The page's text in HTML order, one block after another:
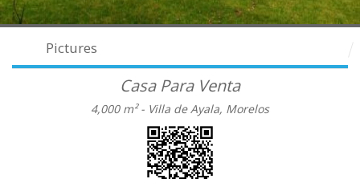
Pictures
Casa Para Venta
4,000 m² - Villa de Ayala, Morelos